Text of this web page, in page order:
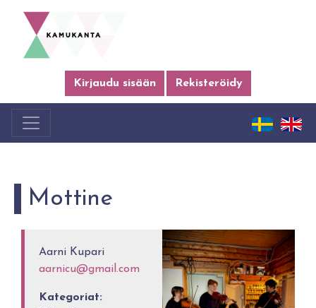
Kirjaudu sisään Rekisteröidy
Mottine
Aarni Kupari
aarnicu@gmail.com
Kategoriat: